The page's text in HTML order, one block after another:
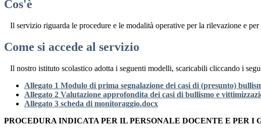
Cos'è
Il servizio riguarda le procedure e le modalità operative per la rilevazione e
Come si accede al servizio
Il nostro istituto scolastico adotta i seguenti modelli, scaricabili cliccando i
Allegato 1 Modulo di prima segnalazione dei casi di (presunto)
Allegato 2 Valutazione approfondita dei casi di bullismo e
Allegato 3 scheda di monitoraggio.docx
PROCEDURA INDICATA PER IL PERSONALE DOCENTE E PER I